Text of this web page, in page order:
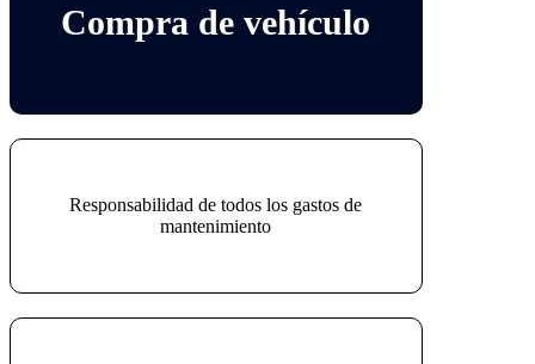
Compra de vehículo
Responsabilidad de todos los gastos de
mantenimiento